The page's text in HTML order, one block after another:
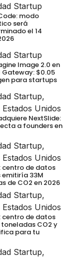
Startup
modo
será
el 14
Startup
Image 2.0 en
Gateway: $0.05
para startups
Startup,
Unidos
NextSlide:
a founders en
Startup,
Unidos
centro de datos
emitiría 33M
de CO2 en 2026
Startup,
Unidos
centro de datos
toneladas CO2 y
para tu
Startup,